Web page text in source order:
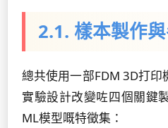
2.1. 樣本製作
總共使用一部FDM 3D打印
實驗設計改變咗四個關鍵
ML模型嘅特徵集：